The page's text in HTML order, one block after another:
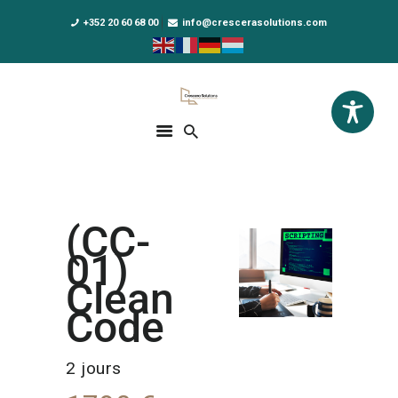
+352 20 60 68 00 info@crescerasolutions.com
Crescera Solutions
Solutions for your evolution
DPO AS A SERVICE
NOUS CONNAÎTRE
ACTUALITÉS
(CC-
01)
Clean
Code
2 jours